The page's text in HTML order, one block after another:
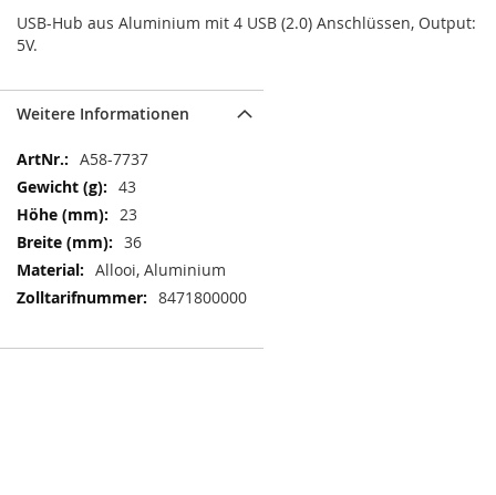
USB-Hub aus Aluminium mit 4 USB (2.0) Anschlüssen, Output:
5V.
Weitere Informationen
Weitere
Informationen
A58-7737
43
23
36
Allooi, Aluminium
8471800000